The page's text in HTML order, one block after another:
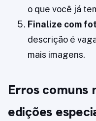
o que você já
Finalize com
descrição é
mais imagens.
Erros comuns
edições